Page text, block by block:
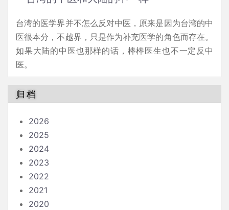
台湾的医学界并不怎么反对中医，原来是因为台湾的中
医很本分，不越界，只是作为补充医学的角色而存在。
如果大陆的中医也那样的话，棒棒医生也不一定反中
医。
归档
2026
2025
2024
2023
2022
2021
2020